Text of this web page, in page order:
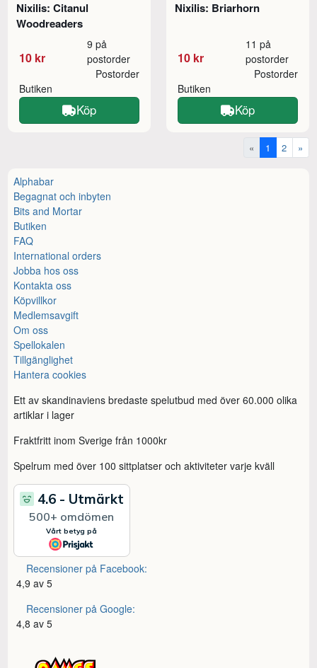
Nixilis: Citanul
Woodreaders
10 kr
9 på
postorder
Butiken
Postorder
Köp
Nixilis: Briarhorn
10 kr
11 på
postorder
Butiken
Postorder
Köp
« 1 2 »
Alphabar
Begagnat och inbyten
Bits and Mortar
Butiken
FAQ
International orders
Jobba hos oss
Kontakta oss
Köpvillkor
Medlemsavgift
Om oss
Spellokalen
Tillgänglighet
Hantera cookies
Ett av skandinaviens bredaste spelutbud med över 60.000 olika
artiklar i lager
Fraktfritt inom Sverige från 1000kr
Spelrum med över 100 sittplatser och aktiviteter varje kväll
Recensioner på Facebook:
4,9 av 5
Recensioner på Google:
4,8 av 5